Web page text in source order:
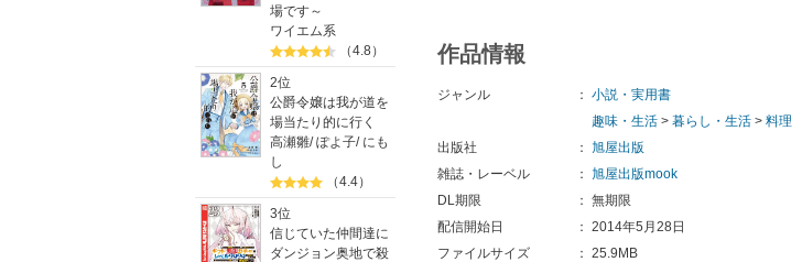
場です～
ワイエム系
（4.8）
2位
公爵令嬢は我が道を
場当たり的に行く
高瀬雛/ぽよ子/ にも
し
（4.4）
3位
信じていた仲間達に
ダンジョン奥地で殺
作品情報
ジャンル ： 小説・実用書
趣味・生活 > 暮らし・生活 > 料理
出版社
： 旭屋出版
雑誌・レーベル
： 旭屋出版mook
DL期限
： 無期限
配信開始日
： 2014年5月28日
ファイルサイズ
： 25.9MB